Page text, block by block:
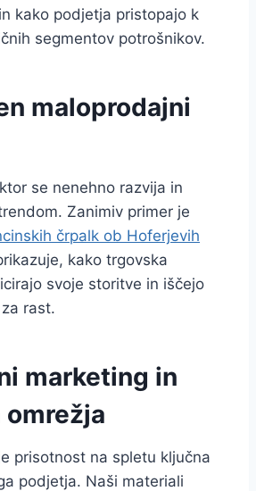
kako podjetja pristopajo k
segmentov potrošnikov.
maloprodajni
se nenehno razvija in
Zanimiv primer je
črpalk ob Hoferjevih
kako trgovska
svoje storitve in iščejo
rast.
marketing in
prisotnost na spletu ključna
podjetja. Naši materiali